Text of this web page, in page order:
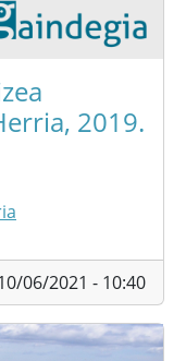
2019.
06/2021 - 10:40